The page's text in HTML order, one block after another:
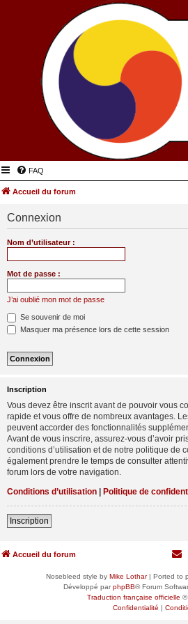
FAQ
Accueil du forum
Connexion
Nom d’utilisateur :
Mot de passe :
J’ai oublié mon mot de passe
Se souvenir de moi
Masquer ma présence lors de cette session
Inscription
Vous devez être inscrit avant de pouvoir vous
rapide et vous offre de nombreux avantages.
peuvent accorder des fonctionnalités
Avant de vous inscrire, assurez-vous d’avoir
conditions d’utilisation et de notre politique de
également prendre le temps de consulter
forum lors de votre navigation.
Conditions d’utilisation | Politique de
Inscription
Accueil du forum
Nosebleed style by Mike Lothar| Ported to
Développé parphpBB® Forum
Traduction française officielle ©
Confidentialité |